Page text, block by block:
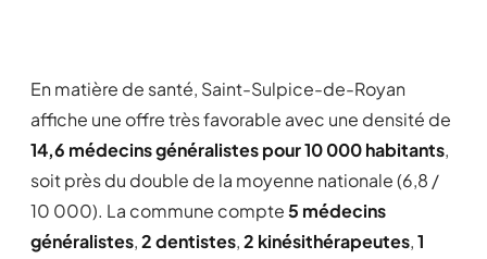
En matière de santé, Saint-Sulpice-de-Royan
affiche une offre très favorable avec une densité de
14,6 médecins généralistes pour 10 000 habitants,
soit près du double de la moyenne nationale (6,8 /
10 000). La commune compte5 médecins
généralistes,2 dentistes,2 kinésithérapeutes,1